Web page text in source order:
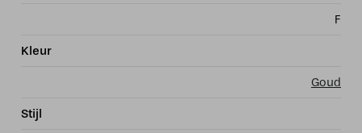
F
Kleur
Goud
Stijl